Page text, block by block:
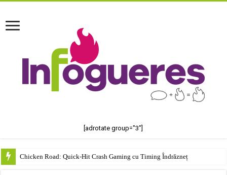
[adrotate group="3"]
Chicken Road: Quick‑Hit Crash Gaming cu Timing Îndrăzneț